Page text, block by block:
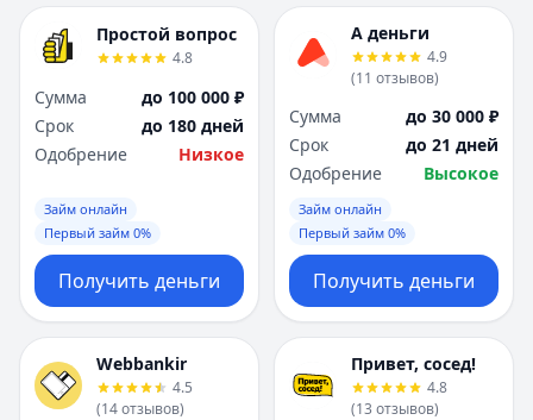
Простой вопрос
4.8
Сумма
до 100 000 ₽
Срок
до 180 дней
Одобрение
Низкое
Займ онлайн
Первый займ 0%
Получить деньги
А деньги
4.9
(11 отзывов)
Сумма
до 30 000 ₽
Срок
до 21 дней
Одобрение
Высокое
Займ онлайн
Первый займ 0%
Получить деньги
Webbankir
4.5
(14отзывов)
Привет, сосед!
4.8
(13 отзывов)